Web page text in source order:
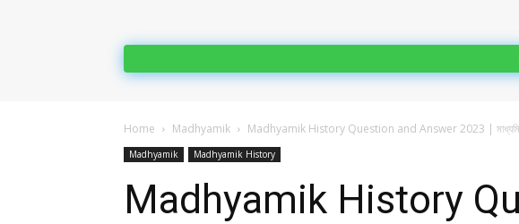
Home Madhyamik Madhyamik History Question and Answer 2023 | মাধ্যমিক
Madhyamik Madhyamik History
Madhyamik History